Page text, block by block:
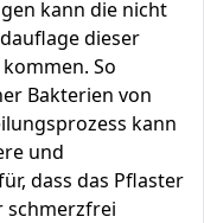
kann die nicht
dieser
So
Bakterien von
kann
und
dass das Pflaster
schmerzfrei